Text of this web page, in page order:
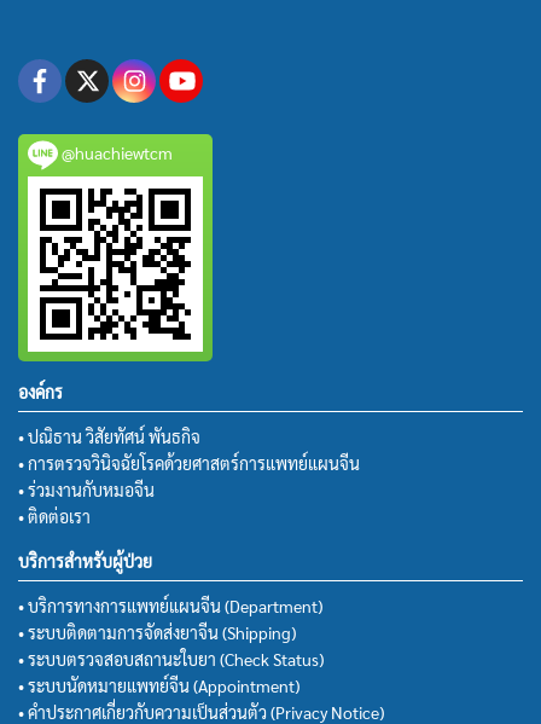
@huachiewtcm
องค์กร
• ปณิธาน วิสัยทัศน์ พันธกิจ
• การตรวจวินิจฉัยโรคด้วยศาสตร์การแพทย์แผนจีน
• ร่วมงานกับหมอจีน
• ติดต่อเรา
บริการสำหรับผู้ป่วย
• บริการทางการแพทย์แผนจีน (Department)
• ระบบติดตามการจัดส่งยาจีน (Shipping)
• ระบบตรวจสอบสถานะใบยา (Check Status)
• ระบบนัดหมายแพทย์จีน (Appointment)
• คำประกาศเกี่ยวกับความเป็นส่วนตัว (Privacy Notice)